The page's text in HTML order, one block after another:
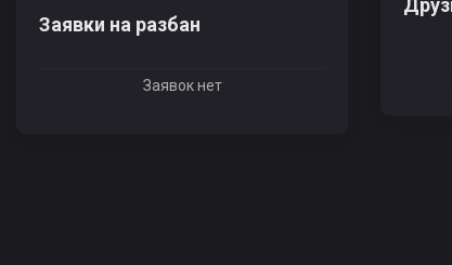
Заявки на разбан
Заявок нет